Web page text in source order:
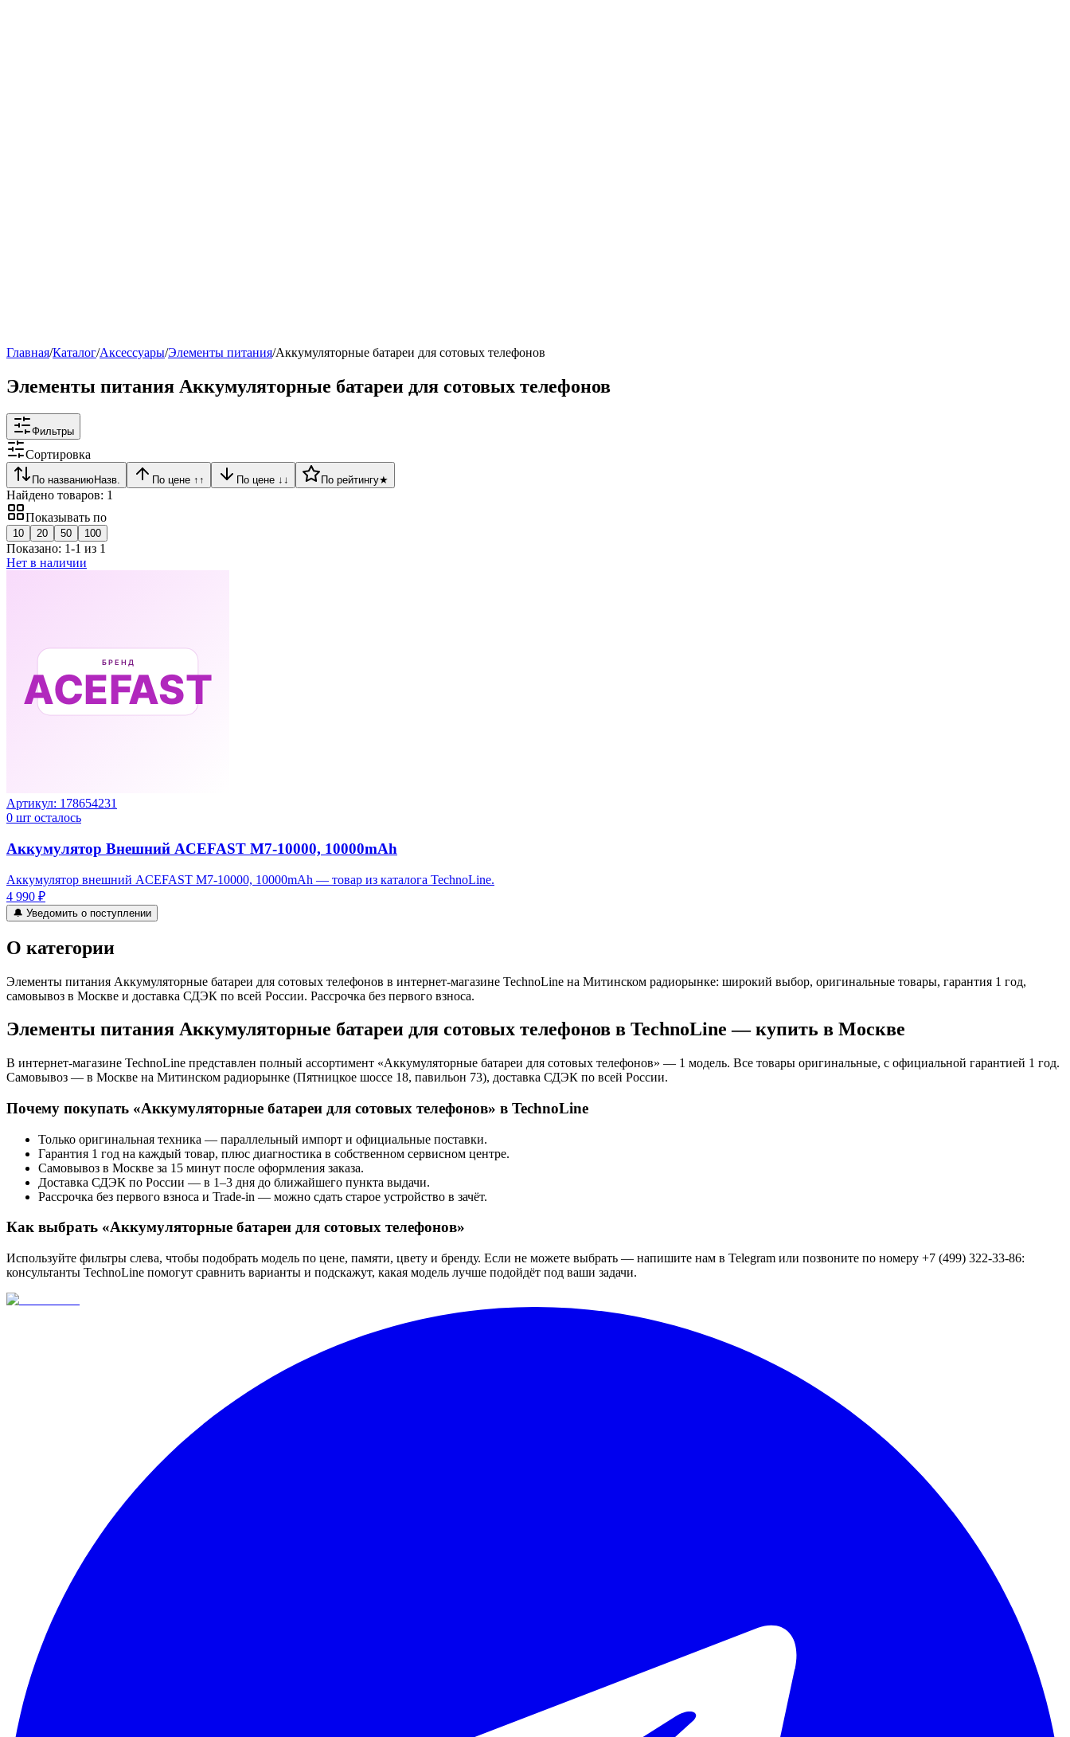
Главная/Каталог/Аксессуары/Элементы питания/Аккумуляторные батареи для сотовых телефонов
Элементы питания Аккумуляторные батареи для сотовых телефонов
Фильтры
Сортировка
По названиюНазв. По цене ↑ ↑ По цене ↓ ↓ По рейтингу★
Найдено товаров: 1
Показывать по
10 20 50 100
Показано: 1-1 из 1
Нет в наличии
Артикул: 178654231
0 шт осталось
Аккумулятор Внешний ACEFAST M7-10000, 10000mAh
Аккумулятор внешний ACEFAST M7-10000, 10000mAh — товар из каталога TechnoLine.
4 990 ₽
🔔 Уведомить о поступлении
О категории
Элементы питания Аккумуляторные батареи для сотовых телефонов в интернет-магазине TechnoLine на Митинском радиорынке: широкий выбор, оригинальные товары, гарантия 1 год,
самовывоз в Москве и доставка СДЭК по всей России. Рассрочка без первого взноса.
Элементы питания Аккумуляторные батареи для сотовых телефонов в TechnoLine — купить в Москве
В интернет-магазине TechnoLine представлен полный ассортимент «Аккумуляторные батареи для сотовых телефонов» — 1 модель. Все товары оригинальные, с официальной гарантией 1 год.
Самовывоз — в Москве на Митинском радиорынке (Пятницкое шоссе 18, павильон 73), доставка СДЭК по всей России.
Почему покупать «Аккумуляторные батареи для сотовых телефонов» в TechnoLine
Только оригинальная техника — параллельный импорт и официальные поставки.
Гарантия 1 год на каждый товар, плюс диагностика в собственном сервисном центре.
Самовывоз в Москве за 15 минут после оформления заказа.
Доставка СДЭК по России — в 1–3 дня до ближайшего пункта выдачи.
Рассрочка без первого взноса и Trade-in — можно сдать старое устройство в зачёт.
Как выбрать «Аккумуляторные батареи для сотовых телефонов»
Используйте фильтры слева, чтобы подобрать модель по цене, памяти, цвету и бренду. Если не можете выбрать — напишите нам в Telegram или позвоните по номеру +7 (499) 322-33-86:
консультанты TechnoLine помогут сравнить варианты и подскажут, какая модель лучше подойдёт под ваши задачи.